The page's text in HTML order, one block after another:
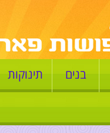
בנים תינוקות